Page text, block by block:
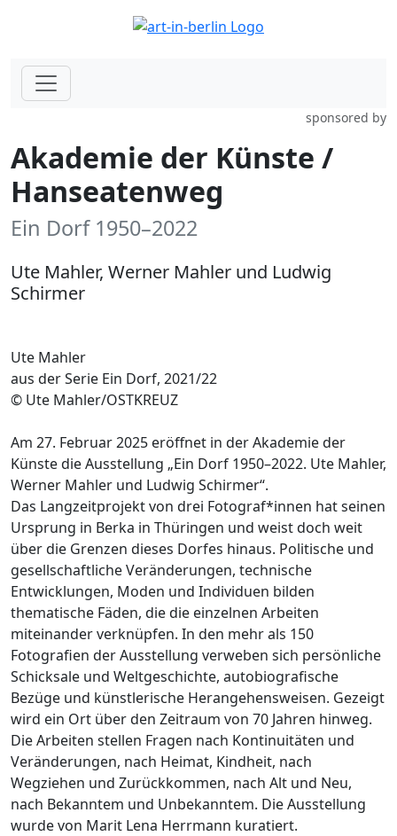
sponsored by
Akademie der Künste /
Hanseatenweg
Ein Dorf 1950–2022
Ute Mahler, Werner Mahler und Ludwig
Schirmer
Ute Mahler
aus der Serie Ein Dorf, 2021/22
© Ute Mahler/OSTKREUZ
Am 27. Februar 2025 eröffnet in der Akademie der
Künste die Ausstellung „Ein Dorf 1950–2022. Ute Mahler,
Werner Mahler und Ludwig Schirmer“.
Das Langzeitprojekt von drei Fotograf*innen hat seinen
Ursprung in Berka in Thüringen und weist doch weit
über die Grenzen dieses Dorfes hinaus. Politische und
gesellschaftliche Veränderungen, technische
Entwicklungen, Moden und Individuen bilden
thematische Fäden, die die einzelnen Arbeiten
miteinander verknüpfen. In den mehr als 150
Fotografien der Ausstellung verweben sich persönliche
Schicksale und Weltgeschichte, autobiografische
Bezüge und künstlerische Herangehensweisen. Gezeigt
wird ein Ort über den Zeitraum von 70 Jahren hinweg.
Die Arbeiten stellen Fragen nach Kontinuitäten und
Veränderungen, nach Heimat, Kindheit, nach
Wegziehen und Zurückkommen, nach Alt und Neu,
nach Bekanntem und Unbekanntem. Die Ausstellung
wurde von Marit Lena Herrmann kuratiert.